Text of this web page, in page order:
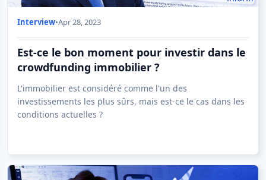
Interview•Apr 28, 2023
Est-ce le bon moment pour investir dans le
crowdfunding immobilier ?
L'immobilier est considéré comme l'un des
investissements les plus sûrs, mais est-ce le cas dans les
conditions actuelles ?